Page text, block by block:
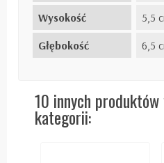
Wysokość
5,5
Głębokość
6,5
10 innych
kategorii: